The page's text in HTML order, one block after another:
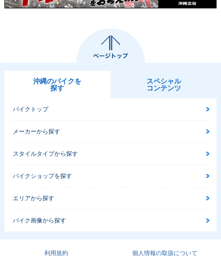
沖縄のバイクを
探す
スペシャル
コンテンツ
バイクトップ
メーカーから探す
スタイルタイプから探す
バイクショップを探す
エリアから探す
バイク画像から探す
利用規約 個人情報の取扱について